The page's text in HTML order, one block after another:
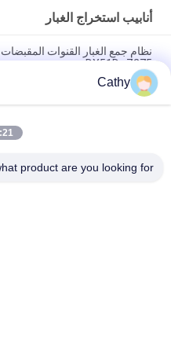
أنابيب استخراج الغبار
نظام جمع الغبار القنوات
DX51D+Z275
غالوانيزد القمعية المستديرة قمة
العادم ضبط
الصفائح المغلفة استخراج الغبار
Cathy
PM
product are you looking for?